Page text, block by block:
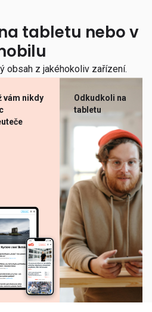
tabletu nebo v
obsah z jakéhokoliv zařízení.
vám nikdy
Odkudkoli na
tabletu